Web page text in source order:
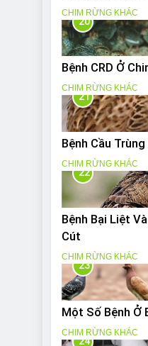
CHIM RỪNG KHÁC
20
Bệnh CRD Ở
CHIM RỪNG KHÁC
21
Bệnh Cầu
CHIM RỪNG KHÁC
22
Bệnh Bại Liệt
Cút
CHIM RỪNG KHÁC
23
Một Số Bệnh Ở
CHIM RỪNG KHÁC
24